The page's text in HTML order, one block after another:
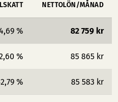
NETTOLÖN/MÅNAD
% 82 759 kr
% 85 865 kr
% 85 583 kr